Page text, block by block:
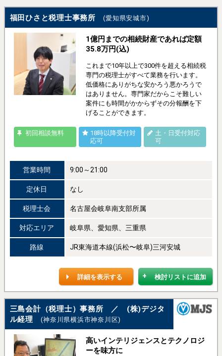
福田ひさと税理士事務所 (愛知県安城市)
1億円までの相続財産であれば定額
35.8万円(込)
これまで10年以上で300件を超える相続税
専門の税理士がすべて業務を行います。
低価格にありがちな安かろう悪かろうで
はありません。専門家だからこそ難しい
案件にも時間がかからずその分報酬を下
げることができます。
初回相談無料
18時以降受付対
応可
土・日受付対応
可
営業時間 9:00～21:00
定休日 なし
税理士会 名古屋会岐阜南支部所属
対応エリア 岐阜県、愛知県、三重県
路線 JR東海道本線(浜松〜岐阜)三河安城
検討リストに追加
詳細を表示する
三島会計（税理士）事務所 ／ (株)デジタ
ル経理
(神奈川県横浜市神奈川区)
高いインテリジェンスとテクノロジ
ーを味方に